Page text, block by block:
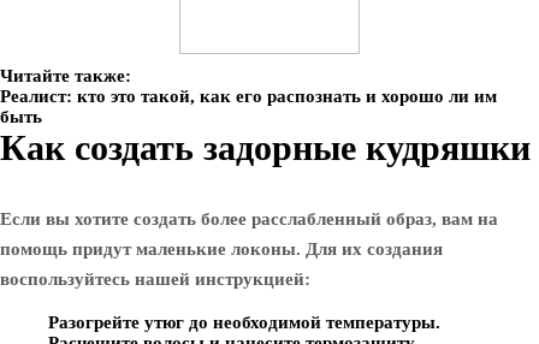
Читайте также:
Реалист: кто это такой, как его распознать и хорошо ли им
быть
Как создать задорные кудряшки
Если вы хотите создать более расслабленный образ, вам на
помощь придут маленькие локоны. Для их создания
воспользуйтесь нашей инструкцией:
Разогрейте утюг до необходимой температуры.